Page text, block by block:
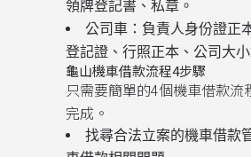
領牌登記書、私章。
公司車：負責人身份證正
登記證、行照正本、公司大小
龜山機車借款流程4步驟
只需要簡單的4個機車借款流
完成。
找尋合法立案的機車借款